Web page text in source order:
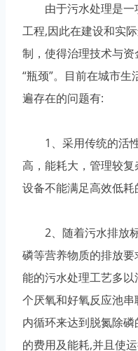
由于污水处理是一
工程,因此在建设和实
制，使得治理技术与
“瓶颈”。目前在城市
遍存在的问题有:
1、采用传统的活性
高，能耗大，管理较
设备不能满足高效低耗
2、随着污水排放标
磷等营养物质的排放
能的污水处理工艺多
个厌氧和好氧反应池
内循环来达到脱氮除
的费用及能耗,并且使运